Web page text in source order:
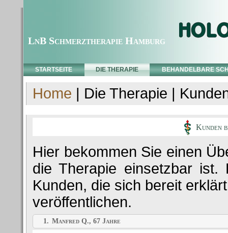
LnB Schmerztherapie Hamburg
STARTSEITE DIE THERAPIE BEHANDELBARE
Home | Die Therapie |
Kunden
Hier bekommen Sie einen
die Therapie einsetzbar ist.
Kunden, die sich bereit
veröffentlichen.
1. Manfred Q., 67 Jahre